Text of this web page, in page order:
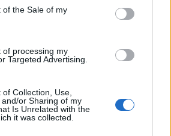
of the Sale of my
of processing my
Targeted Advertising.
Collection, Use,
or Sharing of my
Is Unrelated with the
it was collected.
17:34
nicolaporro.it